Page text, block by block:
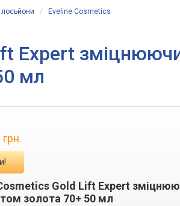
/ Eveline Cosmetics
Expert
мл
грн.
Gold Lift Expert
золота 70+ 50 мл